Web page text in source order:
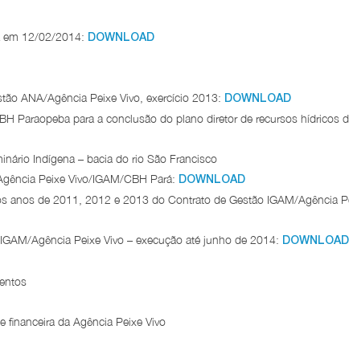
em 12/02/2014: DOWNLOAD
ANA/Agência Peixe Vivo, exercício 2013: DOWNLOAD
Paraopeba para a conclusão do plano diretor de recursos hídricos
Indígena – bacia do rio São Francisco
Peixe Vivo/IGAM/CBH Pará: DOWNLOAD
anos de 2011, 2012 e 2013 do Contrato de Gestão IGAM/Agência
Agência Peixe Vivo – execução até junho de 2014:
financeira da Agência Peixe Vivo